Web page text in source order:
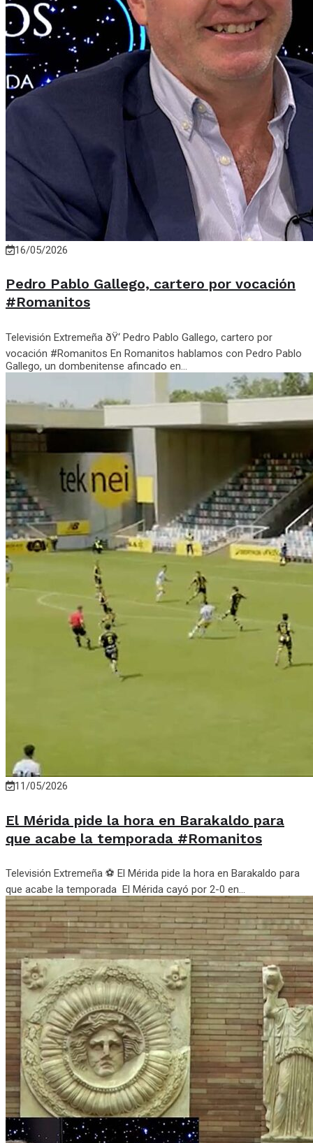
16/05/2026
Pedro Pablo Gallego, cartero por vocación
#Romanitos
Televisión Extremeña ðŸ‘ Pedro Pablo Gallego, cartero por
vocación #Romanitos En Romanitos hablamos con Pedro Pablo
Gallego, un dombenitense afincado en...
11/05/2026
El Mérida pide la hora en Barakaldo para
que acabe la temporada #Romanitos
Televisión Extremeña ⚽ El Mérida pide la hora en Barakaldo para
que acabe la temporada El Mérida cayó por 2-0 en...